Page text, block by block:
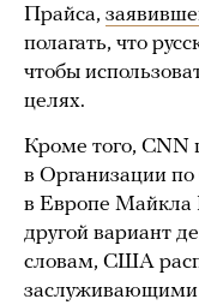
Прайса,
полагать, что
чтобы
целях.
Кроме того,
в Организации по
в Европе Майкла
другой вариант
словам, США
заслуживающими